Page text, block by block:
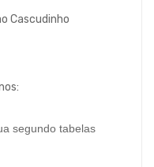
Cascudinho
segundo tabelas